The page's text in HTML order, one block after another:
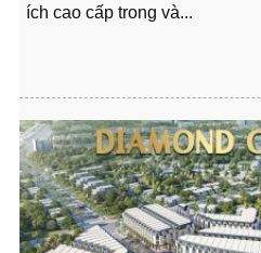
ích cao cấp trong và...